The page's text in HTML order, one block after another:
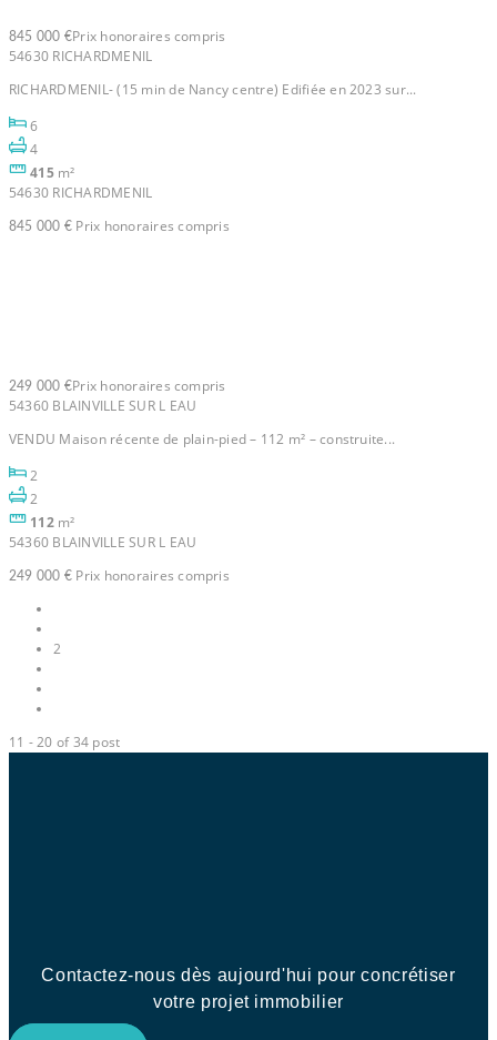
845 000 €Prix honoraires compris
54630 RICHARDMENIL
RICHARDMENIL- (15 min de Nancy centre) Edifiée en 2023 sur...
6
4
415 m²
54630 RICHARDMENIL
845 000 € Prix honoraires compris
249 000 €Prix honoraires compris
54360 BLAINVILLE SUR L EAU
VENDU Maison récente de plain-pied – 112 m² – construite...
2
2
112 m²
54360 BLAINVILLE SUR L EAU
249 000 € Prix honoraires compris
2
11 - 20 of 34 post
Contactez-nous dès aujourd'hui pour concrétiser
votre projet immobilier